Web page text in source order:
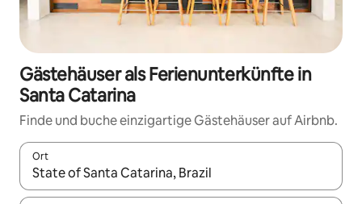
Gästehäuser als Ferienunterkünfte in
Santa Catarina
Finde und buche einzigartige Gästehäuser auf Airbnb.
Ort
Wenn Ergebnisse verfügbar sind, navigiere mit den